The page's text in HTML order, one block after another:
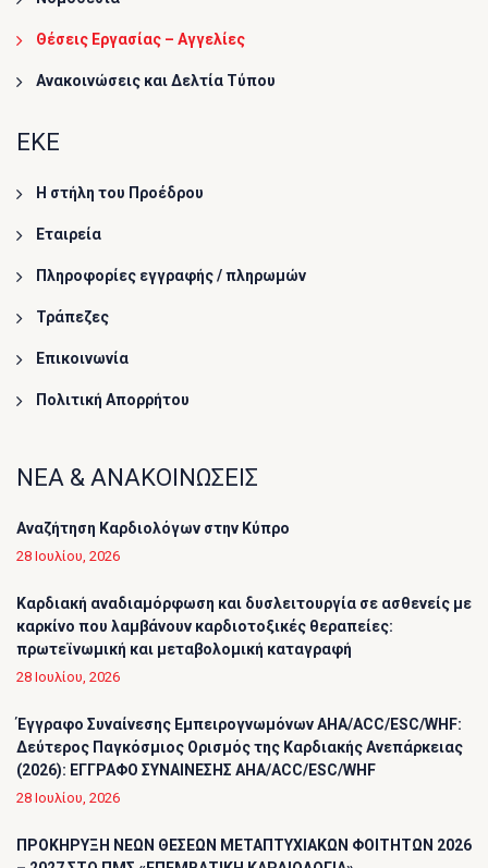
Θέσεις Εργασίας – Αγγελίες
Ανακοινώσεις και Δελτία Τύπου
ΕΚΕ
Η στήλη του Προέδρου
Εταιρεία
Πληροφορίες εγγραφής / πληρωμών
Τράπεζες
Επικοινωνία
Πολιτική Απορρήτου
ΝΕΑ & ΑΝΑΚΟΙΝΩΣΕΙΣ
Αναζήτηση Καρδιολόγων στην Κύπρο
28 Ιουλίου, 2026
Καρδιακή αναδιαμόρφωση και δυσλειτουργία σε ασθενείς με
καρκίνο που λαμβάνουν καρδιοτοξικές θεραπείες:
πρωτεϊνωμική και μεταβολομική καταγραφή
28 Ιουλίου, 2026
Έγγραφο Συναίνεσης Εμπειρογνωμόνων AHA/ACC/ESC/WHF:
Δεύτερος Παγκόσμιος Ορισμός της Καρδιακής Ανεπάρκειας
(2026): ΕΓΓΡΑΦΟ ΣΥΝΑΙΝΕΣΗΣ AHA/ACC/ESC/WHF
28 Ιουλίου, 2026
ΠΡΟΚΗΡΥΞΗ ΝΕΩΝ ΘΕΣΕΩΝ ΜΕΤΑΠΤΥΧΙΑΚΩΝ ΦΟΙΤΗΤΩΝ 2026